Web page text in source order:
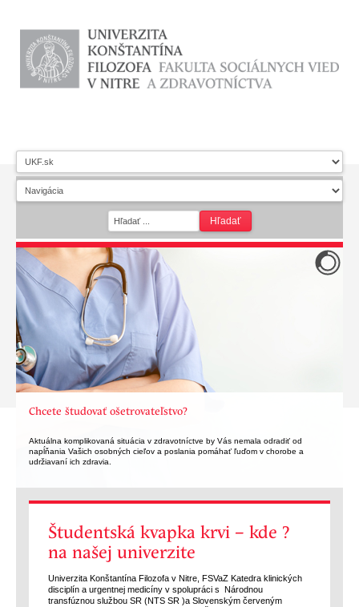
Chcete študovať ošetrovateľstvo?
Aktuálna komplikovaná situácia v zdravotníctve by Vás nemala odradiť od
napĺňania Vašich osobných cieľov a poslania pomáhať ľuďom v chorobe a
udržiavaní ich zdravia.
Študentská kvapka krvi – kde ?
na našej univerzite
Univerzita Konštantína Filozofa v Nitre, FSVaZ Katedra klinických
disciplín a urgentnej medicíny v spolupráci s Národnou
transfúznou službou SR (NTS SR )a Slovenským červeným